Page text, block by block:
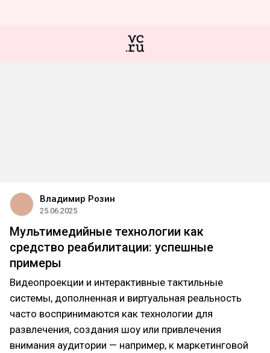
Владимир Розин
25.06.2025
Мультимедийные технологии как
средство реабилитации: успешные
примеры
Видеопроекции и интерактивные тактильные
системы, дополненная и виртуальная реальность
часто воспринимаются как технологии для
развлечения, создания шоу или привлечения
внимания аудитории — например, к маркетинговой